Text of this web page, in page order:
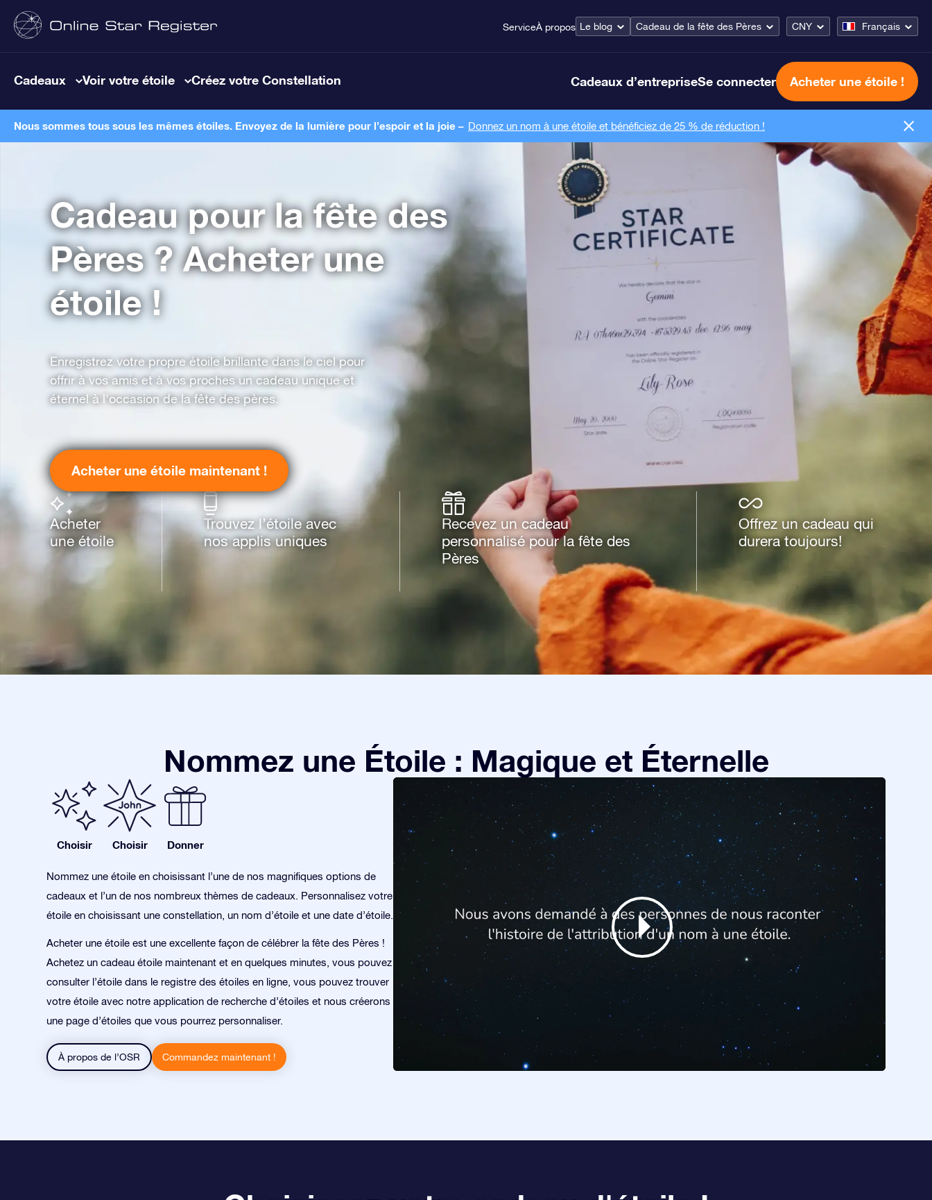
ServiceÀ propos Le blog Cadeau de la fête des Pères CNY Français
Cadeaux Voir votre étoile Créez votre Constellation Cadeaux d’entrepriseSe connecter Acheter une étoile !
Nous sommes tous sous les mêmes étoiles. Envoyez de la lumière pour l’espoir et la joie – Donnez un nom à une étoile et bénéficiez de 25 % de réduction !
Cadeau pour la fête des
Pères ? Acheter une
étoile !
Enregistrez votre propre étoile brillante dans le ciel pour
offrir à vos amis et à vos proches un cadeau unique et
éternel à l'occasion de la fête des pères.
Acheter une étoile maintenant !
Acheter
une étoile
Trouvez l’étoile avec
nos applis uniques
Recevez un cadeau
personnalisé pour la fête des
Pères
Offrez un cadeau qui
durera toujours!
Nommez une Étoile : Magique et Éternelle
Choisir Choisir Donner
Nommez une étoile en choisissant l’une de nos magnifiques options de
cadeaux et l’un de nos nombreux thèmes de cadeaux. Personnalisez votre
étoile en choisissant une constellation, un nom d’étoile et une date d’étoile.
Acheter une étoile est une excellente façon de célébrer la fête des Pères !
Achetez un cadeau étoile maintenant et en quelques minutes, vous pouvez
consulter l’étoile dans le registre des étoiles en ligne, vous pouvez trouver
votre étoile avec notre application de recherche d’étoiles et nous créerons
une page d’étoiles que vous pourrez personnaliser.
À propos de l’OSR Commandez maintenant !